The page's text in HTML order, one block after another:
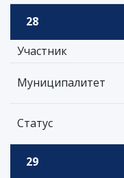
28
Участник
Муниципалитет
Статус
29